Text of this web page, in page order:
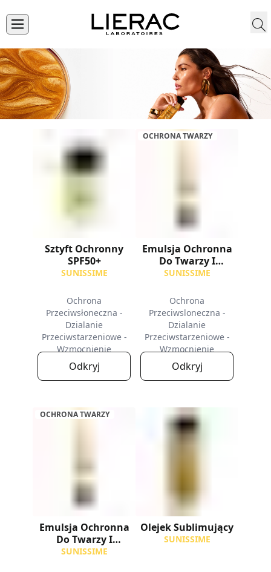
Sztyft Ochronny
SPF50+
SUNISSIME
Ochrona
Przeciwsłoneczna -
Dzialanie
Przeciwstarzeniowe -
Wzmocnienie
Opalenizny
Odkryj
OCHRONA TWARZY
Emulsja Ochronna
Do Twarzy I
Dekoltu SPF50+ |
SUNISSIME
Ochrona
Przeciwsloneczna -
Dzialanie
Przeciwstarzeniowe -
Wzmocnienie
Opalenizny
Odkryj
OCHRONA TWARZY
Emulsja Ochronna
Do Twarzy I
Dekoltu SPF30
SUNISSIME
Olejek Sublimujący
SUNISSIME